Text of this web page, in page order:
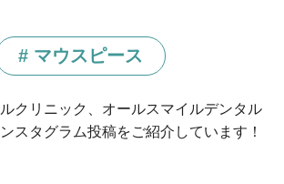
# マウスピース
クリニック、オールスマイルデンタル
スタグラム投稿をご紹介しています！